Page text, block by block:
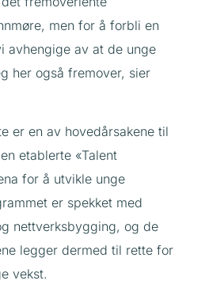
men for å forbli en
avhengige av at de unge
her også fremover, sier
er en av hovedårsakene til
etablerte «Talent
for å utvikle unge
er spekket med
nettverksbygging, og de
legger dermed til rette for
vekst.